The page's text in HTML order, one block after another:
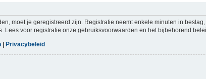
moet je geregistreerd zijn. Registratie neemt enkele minuten in
Lees voor registratie onze gebruiksvoorwaarden en het bijbehorend
Privacybeleid